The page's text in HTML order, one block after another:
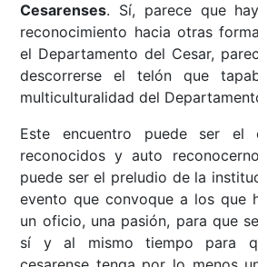
Cesarenses. Sí, parece que
reconocimiento hacia otras
el Departamento del Cesar,
descorrerse el telón que
multiculturalidad del
Este encuentro puede ser el
reconocidos y auto
puede ser el preludio de la
evento que convoque a los que
un oficio, una pasión, para que
sí y al mismo tiempo para